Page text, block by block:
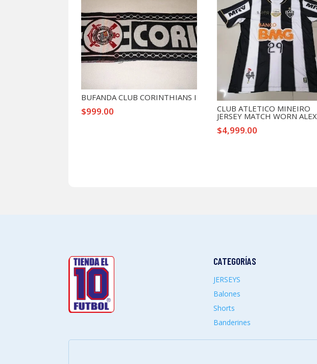
BUFANDA CLUB CORINTHIANS I
$999.00 CLUB ATLETICO MINEIRO
JERSEY MATCH WORN ALEX
$4,999.00
CATEGORÍAS
JERSEYS
Balones
Shorts
Banderines